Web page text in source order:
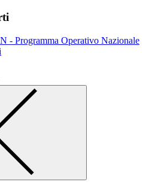
- Programma Operativo Nazionale